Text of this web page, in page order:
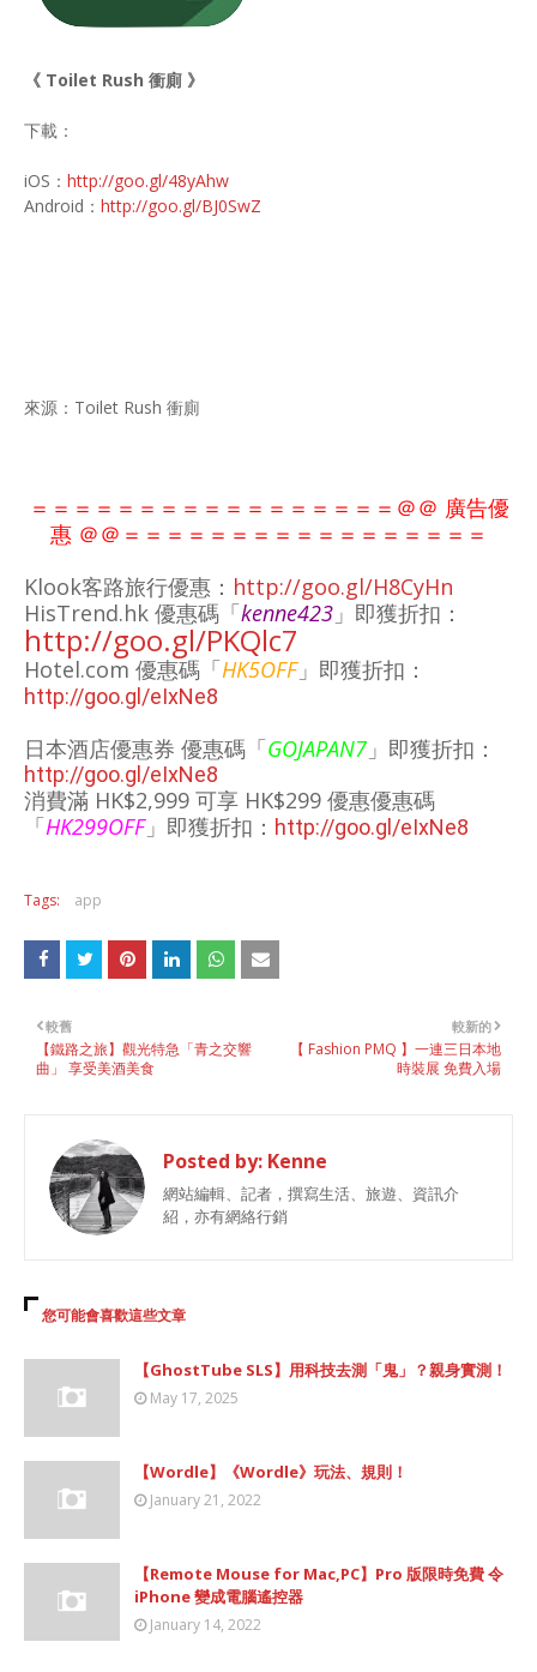
《 Toilet Rush 衝廁 》
下載：
iOS： http://goo.gl/48yAhw
Android： http://goo.gl/BJ0SwZ
來源：Toilet Rush 衝廁
＝＝＝＝＝＝＝＝＝＝＝＝＝＝＝＝＝＠＠ 廣告優
惠 ＠＠ ＝＝＝＝＝＝＝＝＝＝＝ ＝＝＝＝ ＝＝
Klook客路旅行優惠： http://goo.gl/H8CyHn
HisTrend.hk 優惠碼「kenne423 」即獲折扣：
http://goo.gl/PKQlc7
Hotel.com 優惠碼「HK5OFF」即獲折扣：
http://goo.gl/eIxNe8
日本酒店優惠券 優惠碼「GOJAPAN7 」 即獲折扣：
http://goo.gl/eIxNe8
消費滿 HK$2,999 可享 HK$299 優惠優惠碼
「HK299OFF」即獲折扣： http://goo.gl/eIxNe8
Tags: app
較新的
【 Fashion PMQ 】一連三日本地
時裝展 免費入場
較舊
【鐵路之旅】觀光特急「青之交響
曲」 享受美酒美食
Posted by: Kenne
網站編輯、記者，撰寫生活、旅遊、資訊介
紹，亦有網絡行銷
您可能會喜歡這些文章
【GhostTube SLS】用科技去測「鬼」？親身實測！
May 17, 2025
【Wordle】《Wordle》玩法、規則！
January 21, 2022
【Remote Mouse for Mac,PC】Pro 版限時免費 令
iPhone 變成電腦遙控器
January 14, 2022